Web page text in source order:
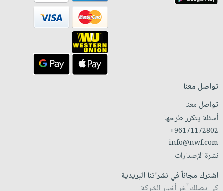
تواصل معنا
تواصل معنا
أسئلة يتكرر طرحها
+96171172802
info@nwf.com
نشرة الإصدارات
اشترك مجاناً في نشراتنا البريدية
كي يصلك آخر أخبار الشركة